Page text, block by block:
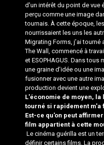
d'un intérêt du point de vue
perçu comme une image
tournais. À cette époque,
nourrissaient les uns les
Migrating Forms, j’ai
The Wall , commencé à
etESOPHAGUS . Dans tous
une graine d’idée ou une
fusionner avec une autre
production devient une
L'économie de moyen,
tourné si rapidement
Est-ce qu'on peut
film appartient à cette
Le cinéma guérilla est un
définir certains films. La